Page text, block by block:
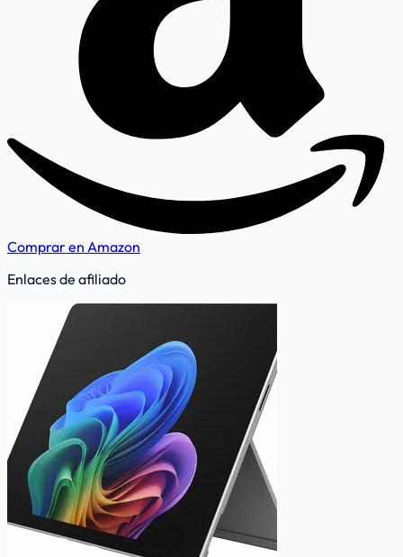
Comprar en Amazon
Enlaces de afiliado